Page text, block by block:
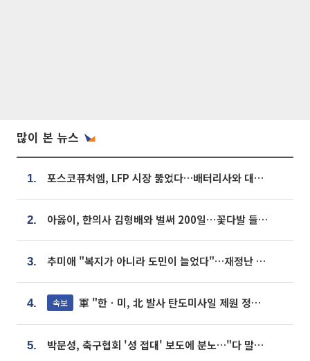
많이 본 뉴스
1. 포스코퓨처엠, LFP 시장 뚫었다…배터리사와 대규모 장기 공급 합의
2. 아옳이, 한의사 김형배와 벌써 200일⋯꽃다발 들고 "프러포즈 아냐"
3. 추미애 "복지가 아니라 도민이 늘었다"…재정난 책임론 정면돌파
4. 속보 軍 "한ㆍ미, 北 발사 탄도미사일 제원 정밀분석 중"
5. 박문성, 축구협회 '성 접대' 보도에 분노…"다 말아먹으려고 작정했나"